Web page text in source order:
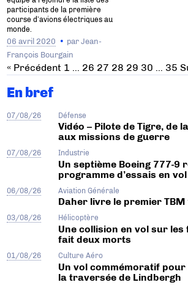
participants de la première
course d’avions électriques au
monde.
06 avril 2020 parJean-
François Bourgain
« Précédent 1 … 26 27 28 29 30 … 35
En bref
07/08/26 Défense
Vidéo – Pilote de Tigre, de
aux missions de guerre
07/08/26 Industrie
Un septième Boeing 777-9
programme d’essais en vol
06/08/26 Aviation Générale
Daher livre le premier
03/08/26 Hélicoptère
Une collision en vol sur les
fait deux morts
01/08/26 Culture Aéro
Un vol commémoratif
la traversée de Lindbergh